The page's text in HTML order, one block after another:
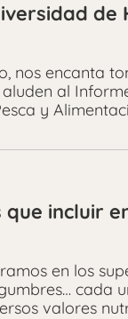
nos encanta
al
y
incluir
en los
cada
valores